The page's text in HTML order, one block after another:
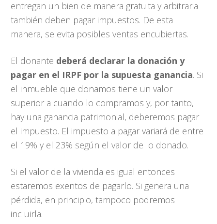
entregan un bien de manera gratuita y arbitraria
también deben pagar impuestos. De esta
manera, se evita posibles ventas encubiertas.
El donante deberá declarar la donación y
pagar en el IRPF por la supuesta ganancia. Si
el inmueble que donamos tiene un valor
superior a cuando lo compramos y, por tanto,
hay una ganancia patrimonial, deberemos pagar
el impuesto. El impuesto a pagar variará de entre
el 19% y el 23% según el valor de lo donado.
Si el valor de la vivienda es igual entonces
estaremos exentos de pagarlo. Si genera una
pérdida, en principio, tampoco podremos
incluirla.